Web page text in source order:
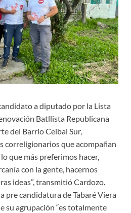
a diputado por la Lista
Batllista Republicana
del Barrio Ceibal Sur,
correligionarios que acompañan
que más preferimos hacer,
con la gente, hacernos
ideas”, transmitió Cardozo.
pre candidatura de Tabaré Viera
su agrupación “es totalmente